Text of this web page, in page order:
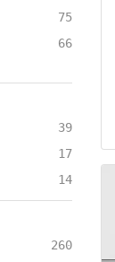
75
66
39
17
14
260